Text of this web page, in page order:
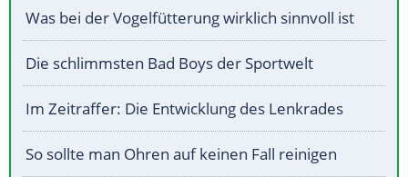
Was bei der Vogelfütterung wirklich sinnvoll ist
Die schlimmsten Bad Boys der Sportwelt
Im Zeitraffer: Die Entwicklung des Lenkrades
So sollte man Ohren auf keinen Fall reinigen